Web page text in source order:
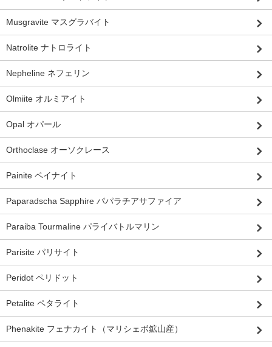
Musgravite マスグラバイト
Natrolite ナトロライト
Nepheline ネフェリン
Olmiite オルミアイト
Opal オパール
Orthoclase オーソクレース
Painite ペイナイト
Paparadscha Sapphire パパラチアサファイア
Paraiba Tourmaline パライバトルマリン
Parisite パリサイト
Peridot ペリドット
Petalite ペタライト
Phenakite フェナカイト（マリシェボ鉱山産）